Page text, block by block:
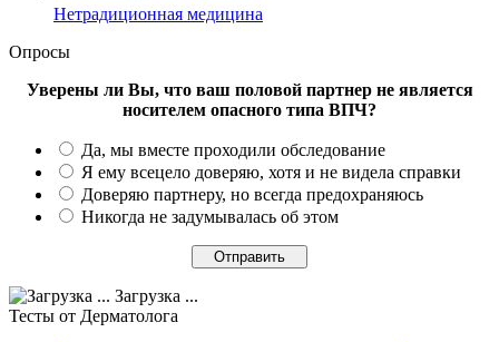
Нетрадиционная медицина
Опросы
Уверены ли Вы, что ваш половой партнер не является
носителем опасного типа ВПЧ?
Да, мы вместе проходили обследование
Я ему всецело доверяю, хотя и не видела справки
Доверяю партнеру, но всегда предохраняюсь
Никогда не задумывалась об этом
Загрузка ...
Тесты от Дерматолога